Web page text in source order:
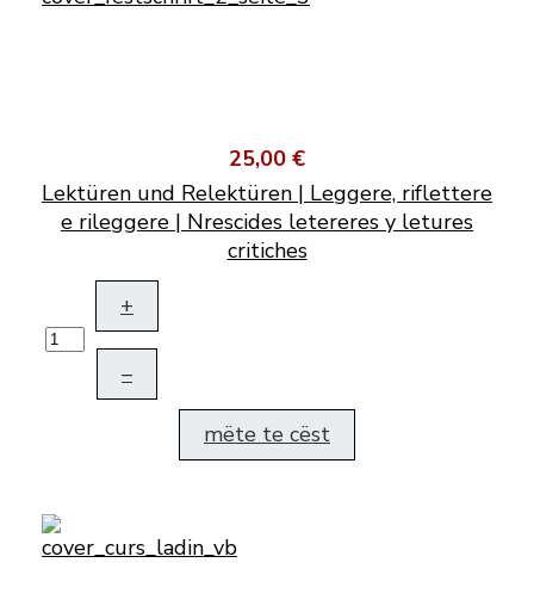
25,00 €
Lektüren und Relektüren | Leggere, riflettere
e rileggere | Nrescides letereres y letures
critiches
+
–
mëte te cëst